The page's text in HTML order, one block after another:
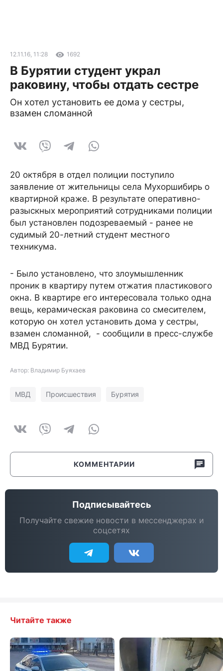
12.11.16, 11:28 1692
В Бурятии студент украл
раковину, чтобы отдать сестре
Он хотел установить ее дома у сестры,
взамен сломанной
20 октября в отдел полиции поступило
заявление от жительницы села Мухоршибирь о
квартирной краже. В результате оперативно-
разыскных мероприятий сотрудниками полиции
был установлен подозреваемый - ранее не
судимый 20-летний студент местного
техникума.
- Было установлено, что злоумышленник
проник в квартиру путем отжатия пластикового
окна. В квартире его интересовала только одна
вещь, керамическая раковина со смесителем,
которую он хотел установить дома у сестры,
взамен сломанной, - сообщили в пресс-службе
МВД Бурятии.
Автор: Владимир Буяхаев
МВД Происшествия Бурятия
КОММЕНТАРИИ
Подписывайтесь
Получайте свежие новости в мессенджерах и
соцсетях
Читайте также